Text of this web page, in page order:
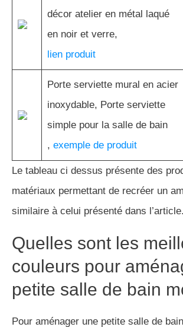
décor atelier en métal laqué
en noir et verre,
lien produit
Porte serviette mural en acier
inoxydable, Porte serviette
simple pour la salle de bain
, exemple de produit
Le tableau ci dessus présente des
matériaux permettant de recréer un
similaire à celui présenté dans l’article.
Quelles sont les
couleurs pour
petite salle de bain
Pour aménager une petite salle de